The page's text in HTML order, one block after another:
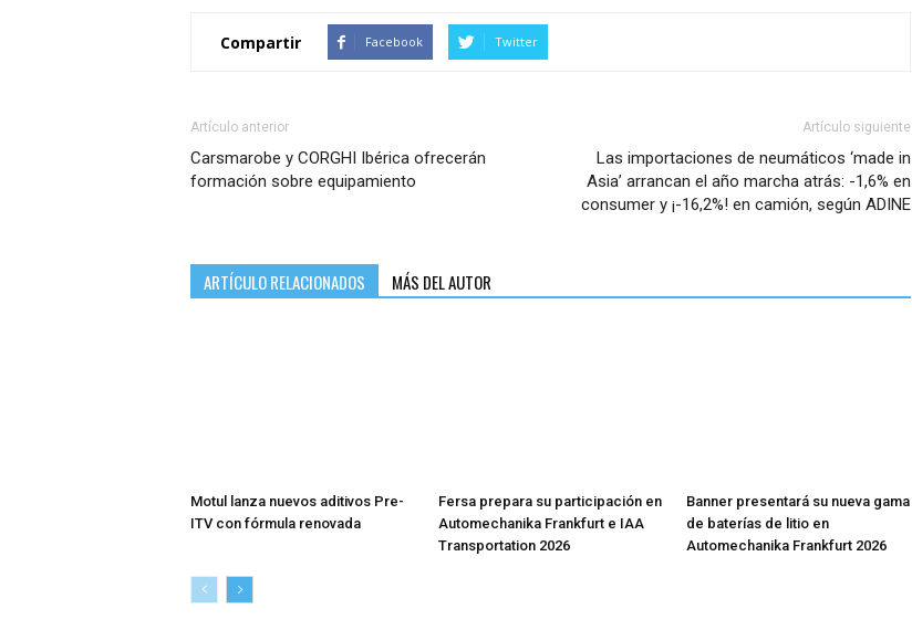
Compartir Facebook Twitter
Artículo anterior
Carsmarobe y CORGHI Ibérica ofrecerán
formación sobre equipamiento
Artículo siguiente
Las importaciones de neumáticos ‘made in
Asia’ arrancan el año marcha atrás: -1,6% en
consumer y ¡-16,2%! en camión, según ADINE
ARTÍCULO RELACIONADOS MÁS DEL AUTOR
Motul lanza nuevos aditivos Pre-
ITV con fórmula renovada
Fersa prepara su participación en
Automechanika Frankfurt e IAA
Transportation 2026
Banner presentará su nueva gama
de baterías de litio en
Automechanika Frankfurt 2026